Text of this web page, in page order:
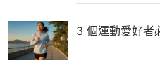
3 個運動愛好者